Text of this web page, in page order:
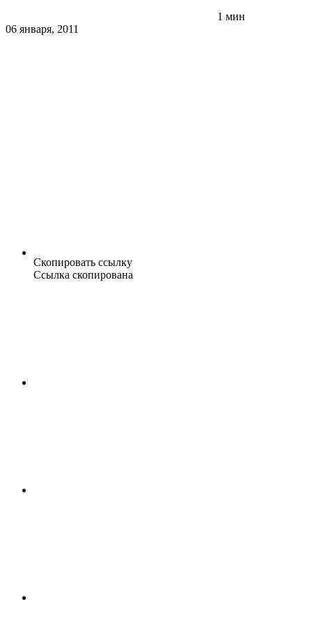
1 мин
06 января, 2011
Скопировать ссылку
Ссылка скопирована